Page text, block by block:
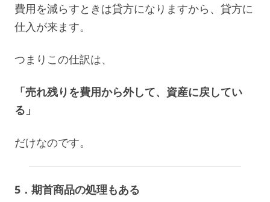
費用を減らすときは貸方になりますから、貸方に
仕入が来ます。
つまりこの仕訳は、
「売れ残りを費用から外して、資産に戻してい
る」
だけなのです。
5．期首商品の処理もある